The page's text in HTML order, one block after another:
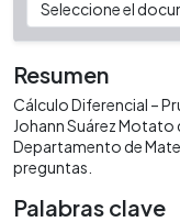
Resumen
Cálculo Diferencial –
Johann Suárez Motato
Departamento de
preguntas.
Palabras clave